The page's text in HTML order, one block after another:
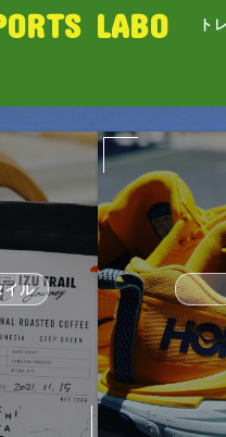
LABO ト
イル